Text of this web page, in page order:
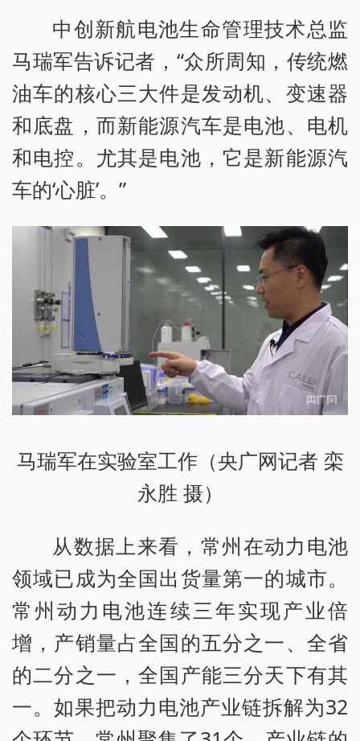
中创新航电池生命管理技术总监
马瑞军告诉记者，“众所周知，传统燃
油车的核心三大件是发动机、变速器
和底盘，而新能源汽车是电池、电机
和电控。尤其是电池，它是新能源汽
车的‘心脏’。”
马瑞军在实验室工作（央广网记者 栾
永胜 摄）
从数据上来看，常州在动力电池
领域已成为全国出货量第一的城市。
常州动力电池连续三年实现产业倍
增，产销量占全国的五分之一、全省
的二分之一，全国产能三分天下有其
一。如果把动力电池产业链拆解为32